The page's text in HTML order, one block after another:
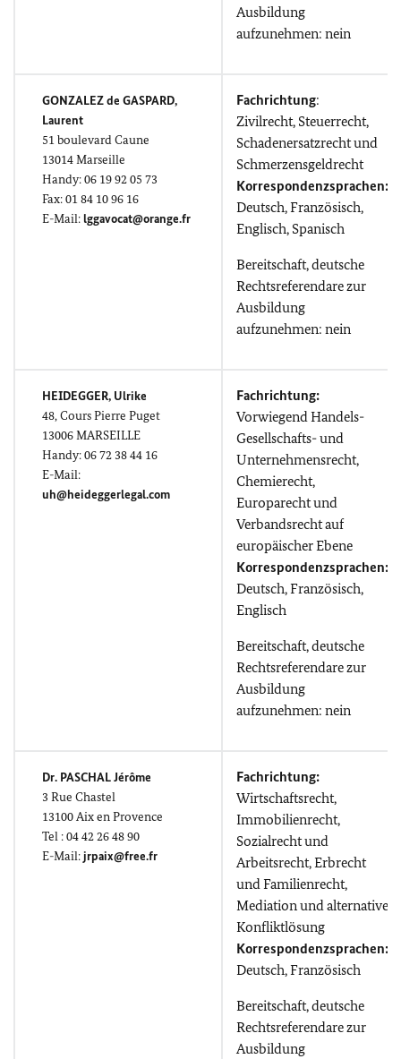
Ausbildung
aufzunehmen: nein
GONZALEZ de GASPARD,
Laurent
51boulevard Caune
13014 Marseille
Handy: 06 19 92 05 73
Fax: 01 84 10 96 16
E-Mail:lggavocat@orange.fr
Fachrichtung:
Zivilrecht, Steuerrecht,
Schadenersatzrecht und
Schmerzensgeldrecht
Korrespondenzsprachen:
Deutsch, Französisch,
Englisch, Spanisch
Bereitschaft, deutsche
Rechtsreferendare zur
Ausbildung
aufzunehmen: nein
HEIDEGGER, Ulrike
48,Cours Pierre Puget
13006 MARSEILLE
Handy: 06 72 38 44 16
E-Mail:
uh@heideggerlegal.com
Fachrichtung:
Vorwiegend Handels-
Gesellschafts- und
Unternehmensrecht,
Chemierecht,
Europarecht und
Verbandsrecht auf
europäischer Ebene
Korrespondenzsprachen:
Deutsch, Französisch,
Englisch
Bereitschaft, deutsche
Rechtsreferendare zur
Ausbildung
aufzunehmen: nein
Dr. PASCHALJérôme
3 Rue Chastel
13100 Aix en Provence
Tel : 04 42 26 48 90
E-Mail:jrpaix@free.fr
Fachrichtung:
Wirtschaftsrecht,
Immobilienrecht,
Sozialrecht und
Arbeitsrecht, Erbrecht
und Familienrecht,
Mediation und alternative
Konfliktlösung
Korrespondenzsprachen:
Deutsch, Französisch
Bereitschaft, deutsche
Rechtsreferendare zur
Ausbildung